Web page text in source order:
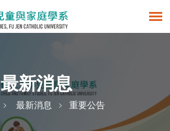
最新消息
最新消息 重要公告